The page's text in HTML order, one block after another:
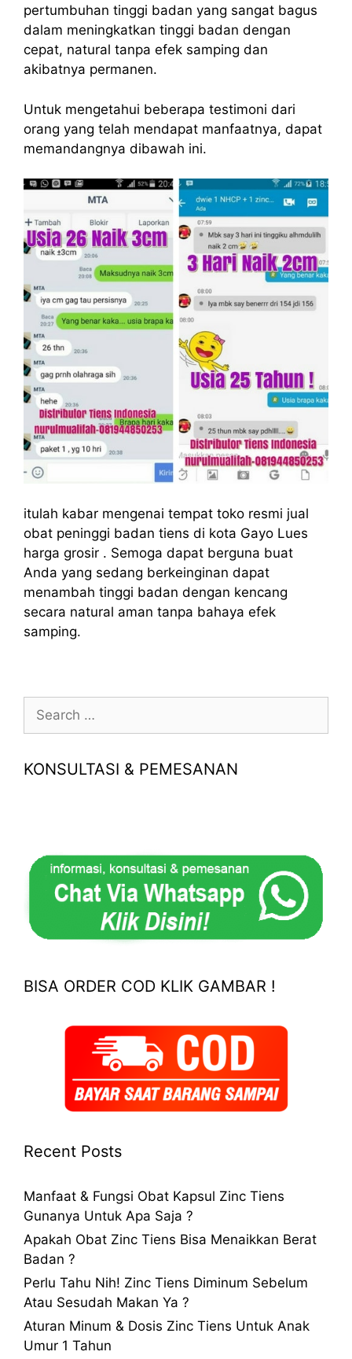
pertumbuhan tinggi badan yang sangat bagus
dalam meningkatkan tinggi badan dengan
cepat, natural tanpa efek samping dan
akibatnya permanen.
Untuk mengetahui beberapa testimoni dari
orang yang telah mendapat manfaatnya, dapat
memandangnya dibawah ini.
itulah kabar mengenai tempat toko resmi jual
obat peninggi badan tiens di kota Gayo Lues
harga grosir . Semoga dapat berguna buat
Anda yang sedang berkeinginan dapat
menambah tinggi badan dengan kencang
secara natural aman tanpa bahaya efek
samping.
for:
KONSULTASI & PEMESANAN
BISA ORDER COD KLIK GAMBAR !
Recent Posts
Manfaat & Fungsi Obat Kapsul Zinc Tiens
Gunanya Untuk Apa Saja ?
Apakah Obat Zinc Tiens Bisa Menaikkan Berat
Badan ?
Perlu Tahu Nih! Zinc Tiens Diminum Sebelum
Atau Sesudah Makan Ya ?
Aturan Minum & Dosis Zinc Tiens Untuk Anak
Umur 1 Tahun